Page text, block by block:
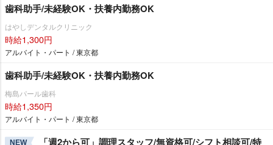
歯科助手/未経験OK・扶養内勤務OK
はやしデンタルクリニック
時給1,300円
アルバイト・パート / 東京都
歯科助手/未経験OK・扶養内勤務OK
梅島パール歯科
時給1,350円
アルバイト・パート / 東京都
NEW
「週2から可」調理スタッフ/無資格可/シフト相談可/特